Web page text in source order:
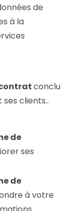
de
à la
conclu
ses clients..
de
ses
de
à votre